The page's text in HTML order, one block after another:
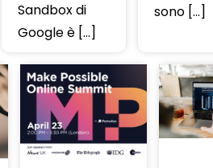
Sandbox di
Google è […]
sono […]